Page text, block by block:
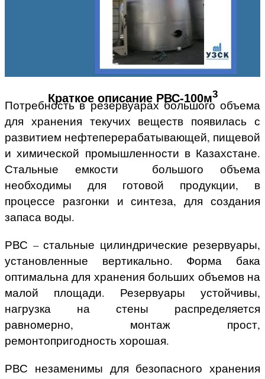
Краткое описание РВС-100м3
Потребность в резервуарах большого объема
для хранения текучих веществ появилась с
развитием нефтеперерабатывающей, пищевой
и химической промышленности в Казахстане.
Стальные емкости большого объема
необходимы для готовой продукции, в
процессе разгонки и синтеза, для создания
запаса воды.
РВС – стальные цилиндрические резервуары,
установленные вертикально. Форма бака
оптимальна для хранения больших объемов на
малой площади. Резервуары устойчивы,
нагрузка на стены распределяется
равномерно, монтаж прост,
ремонтопригодность хорошая.
РВС незаменимы для безопасного хранения